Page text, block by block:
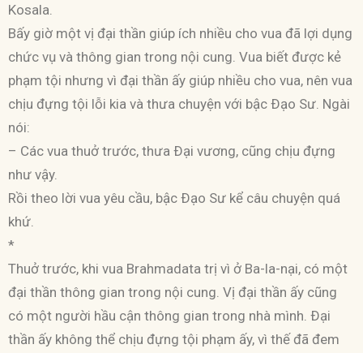
Kosala.
Bấy giờ một vị đại thần giúp ích nhiều cho vua đã lợi dụng
chức vụ và thông gian trong nội cung. Vua biết được kẻ
phạm tội nhưng vì đại thần ấy giúp nhiều cho vua, nên vua
chịu đựng tội lỗi kia và thưa chuyện với bậc Ðạo Sư. Ngài
nói:
– Các vua thuở trước, thưa Ðại vương, cũng chịu đựng
như vậy.
Rồi theo lời vua yêu cầu, bậc Ðạo Sư kể câu chuyện quá
khứ.
*
Thuở trước, khi vua Brahmadata trị vì ở Ba-la-nại, có một
đại thần thông gian trong nội cung. Vị đại thần ấy cũng
có một người hầu cận thông gian trong nhà mình. Ðại
thần ấy không thể chịu đựng tội phạm ấy, vì thế đã đem